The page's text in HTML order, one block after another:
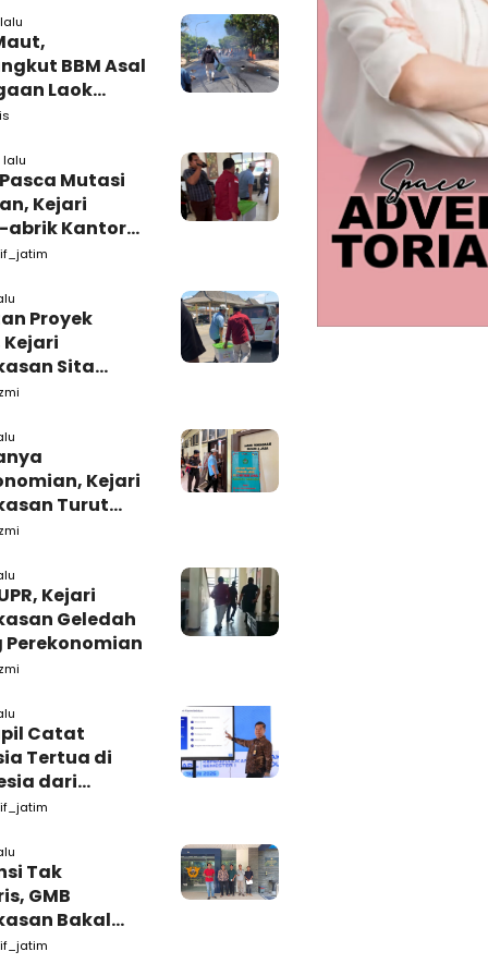
BBM Asal
Laok
Mutasi
Kejari
abrik Kantor
Proyek
Sita
dari Ruang
Kejari
Turut
Ruang
Kejari
Geledah
Perekonomian
Catat
Tertua di
dari
dan
Tak
GMB
Bakal
Cukai